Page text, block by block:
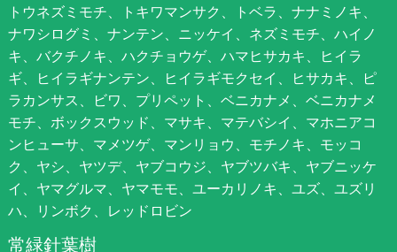
トウネズミモチ、トキワマンサク、トベラ、ナナミノキ、
ナワシログミ、ナンテン、ニッケイ、ネズミモチ、ハイノ
キ、バクチノキ、ハクチョウゲ、ハマヒサカキ、ヒイラ
ギ、ヒイラギナンテン、ヒイラギモクセイ、ヒサカキ、ピ
ラカンサス、ビワ、プリペット、ベニカナメ、ベニカナメ
モチ、ボックスウッド、マサキ、マテバシイ、マホニアコ
ンヒューサ、マメツゲ、マンリョウ、モチノキ、モッコ
ク、ヤシ、ヤツデ、ヤブコウジ、ヤブツバキ、ヤブニッケ
イ、ヤマグルマ、ヤマモモ、ユーカリノキ、ユズ、ユズリ
ハ、リンボク、レッドロビン
常緑針葉樹